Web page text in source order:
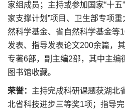
家组成员；主持或参加国家“十五
家支撑计划”项目、卫生部专项
然科学基金、省自然科学基金等
发表、指导发表论文200余篇，
专著6部，副主编2部，其中主编
图书馆收藏。
荣誉： 主持完成科研课题获湖北
北省科技进步三等奖1项；指导